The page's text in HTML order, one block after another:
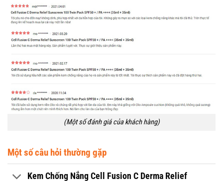
(Một số đánh giá của khách hàng)
Một số câu hỏi thường gặp
Kem Chống Nắng Cell Fusion C Derma Relief